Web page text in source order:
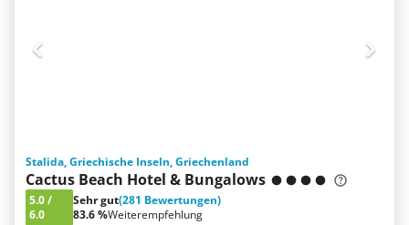
Stalida, Griechische Inseln, Griechenland
Cactus Beach Hotel & Bungalows
5.0/
6.0
Sehr gut(281 Bewertungen)
83.6 %Weiterempfehlung